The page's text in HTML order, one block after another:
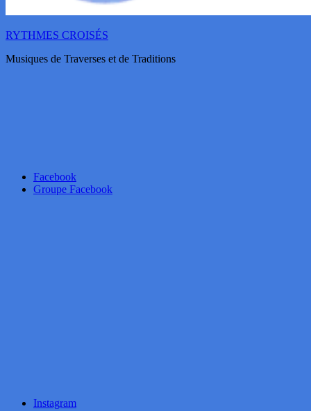
RYTHMES CROISÉS
Musiques de Traverses et de Traditions
Facebook
Groupe Facebook
Instagram